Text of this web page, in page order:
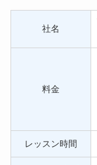
社名
料金
レッスン時間